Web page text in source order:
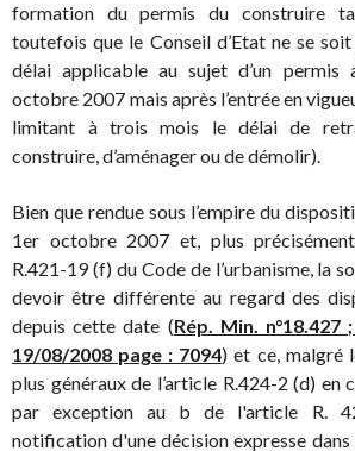
formation du permis du construire
toutefois que le Conseil d’Etat ne se
délai applicable au sujet d’un permis
octobre 2007 mais après l’entrée en
limitant à trois mois le délai de
construire, d’aménager ou de démolir).
Bien que rendue sous l’empire du
1er octobre 2007 et, plus
R.421-19 (f) du Code de l’urbanisme, la
devoir être différente au regard des
depuis cette date (Rép. Min.
19/08/2008 page : 7094) et ce, malgré
plus généraux de l’article R.424-2 (d) en
par exception au b de l'article R.
notification d'une décision expresse